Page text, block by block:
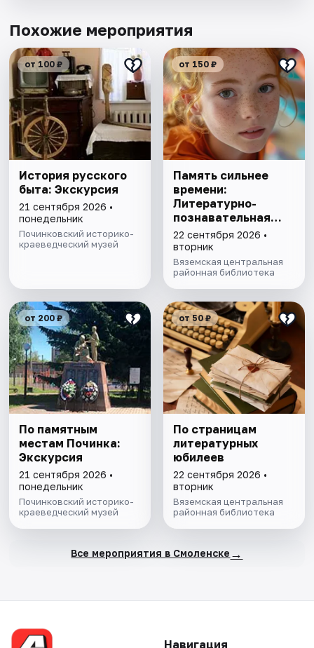
Похожие мероприятия
от 100 ₽
История русского
быта: Экскурсия
21 сентября 2026 •
понедельник
Починковский историко-
краеведческий музей
от 150 ₽
Память сильнее
времени:
Литературно-
познавательная
программа
22 сентября 2026 •
вторник
Вяземская центральная
районная библиотека
от 200 ₽
По памятным
местам Починка:
Экскурсия
21 сентября 2026 •
понедельник
Починковский историко-
краеведческий музей
от 50 ₽
По страницам
литературных
юбилеев
22 сентября 2026 •
вторник
Вяземская центральная
районная библиотека
Все мероприятия в Смоленске →
Навигация